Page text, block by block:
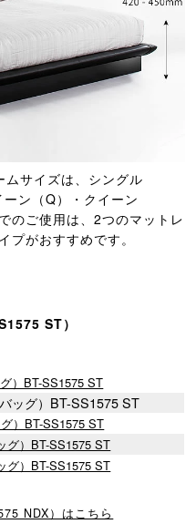
サイズは、シングル
ーン（Q）・クイーン
のご使用は、2つのマットレ
プがおすすめです。
ST）
）BT-SS1575 ST
ッグ）BT-SS1575 ST
）BT-SS1575 ST
グ）BT-SS1575 ST
グ）BT-SS1575 ST
NDX）はこちら